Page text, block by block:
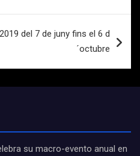
del 7 de juny fins el 6 d
´octubre
su macro-evento anual en